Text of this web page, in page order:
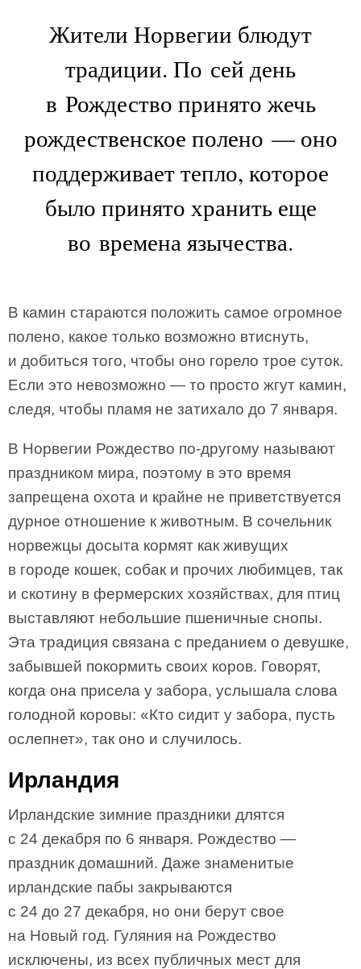
Жители Норвегии блюдут
традиции. По сей день
в Рождество принято жечь
рождественское полено — оно
поддерживает тепло, которое
было принято хранить еще
во времена язычества.
В камин стараются положить самое огромное
полено, какое только возможно втиснуть,
и добиться того, чтобы оно горело трое суток.
Если это невозможно — то просто жгут камин,
следя, чтобы пламя не затихало до 7 января.
В Норвегии Рождество по-другому называют
праздником мира, поэтому в это время
запрещена охота и крайне не приветствуется
дурное отношение к животным. В сочельник
норвежцы досыта кормят как живущих
в городе кошек, собак и прочих любимцев, так
и скотину в фермерских хозяйствах, для птиц
выставляют небольшие пшеничные снопы.
Эта традиция связана с преданием о девушке,
забывшей покормить своих коров. Говорят,
когда она присела у забора, услышала слова
голодной коровы: «Кто сидит у забора, пусть
ослепнет», так оно и случилось.
Ирландия
Ирландские зимние праздники длятся
с 24 декабря по 6 января. Рождество —
праздник домашний. Даже знаменитые
ирландские пабы закрываются
с 24 до 27 декабря, но они берут свое
на Новый год. Гуляния на Рождество
исключены, из всех публичных мест для